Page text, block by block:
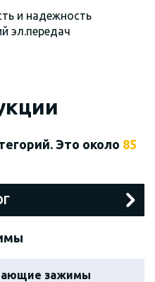
и надежность
эл.передач
Это около 85
зажимы